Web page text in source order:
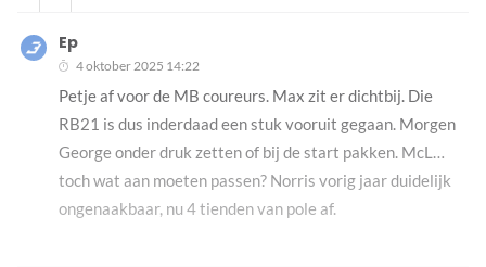
Ep
4 oktober 2025 14:22
Petje af voor de MB coureurs. Max zit er dichtbij. Die
RB21 is dus inderdaad een stuk vooruit gegaan. Morgen
George onder druk zetten of bij de start pakken. McL…
toch wat aan moeten passen? Norris vorig jaar duidelijk
ongenaakbaar, nu 4 tienden van pole af.